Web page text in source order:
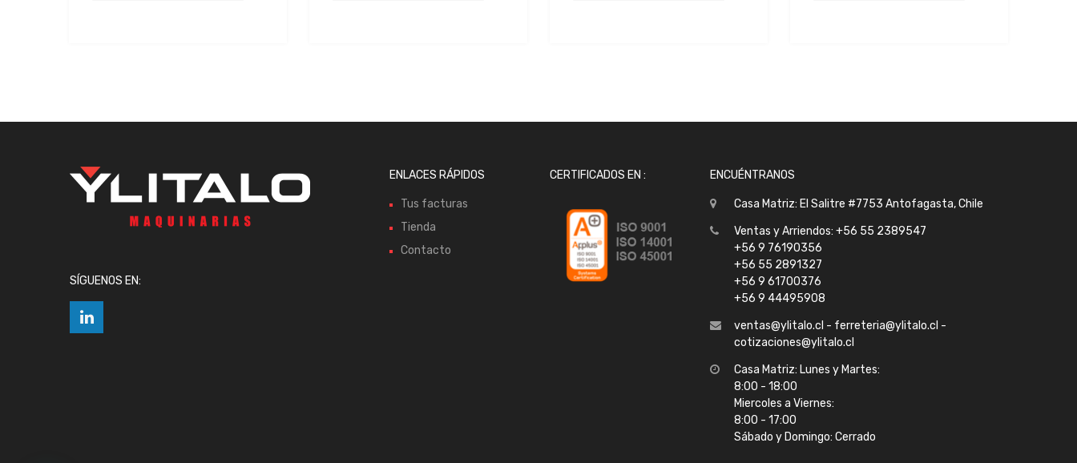
SÍGUENOS EN:
ENLACES RÁPIDOS
Tus facturas
Tienda
Contacto
CERTIFICADOS EN : ENCUÉNTRANOS
Casa Matriz: El Salitre #7753 Antofagasta, Chile
Ventas y Arriendos: +56 55 2389547
+56 9 76190356
+56 55 2891327
+56 9 61700376
+56 9 44495908
ventas@ylitalo.cl - ferreteria@ylitalo.cl -
cotizaciones@ylitalo.cl
Casa Matriz: Lunes y Martes:
8:00 - 18:00
Miercoles a Viernes:
8:00 - 17:00
Sábado y Domingo: Cerrado